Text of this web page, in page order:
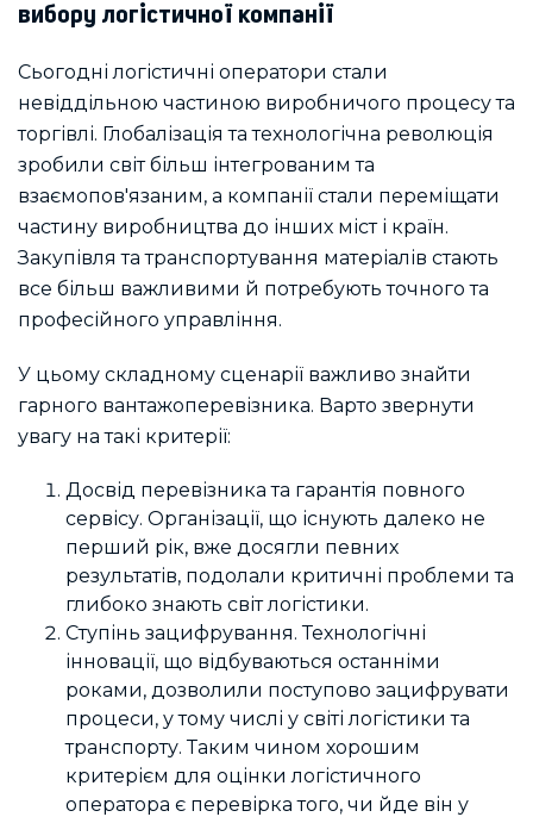
вибору логістичної компанії
Сьогодні логістичні оператори стали
невіддільною частиною виробничого процесу та
торгівлі. Глобалізація та технологічна революція
зробили світ більш інтегрованим та
взаємопов'язаним, а компанії стали переміщати
частину виробництва до інших міст і країн.
Закупівля та транспортування матеріалів стають
все більш важливими й потребують точного та
професійного управління.
У цьому складному сценарії важливо знайти
гарного вантажоперевізника. Варто звернути
увагу на такі критерії:
Досвід перевізника та гарантія повного
сервісу. Організації, що існують далеко не
перший рік, вже досягли певних
результатів, подолали критичні проблеми та
глибоко знають світ логістики.
Ступінь зацифрування. Технологічні
інновації, що відбуваються останніми
роками, дозволили поступово зацифрувати
процеси, у тому числі у світі логістики та
транспорту. Таким чином хорошим
критерієм для оцінки логістичного
оператора є перевірка того, чи йде він у